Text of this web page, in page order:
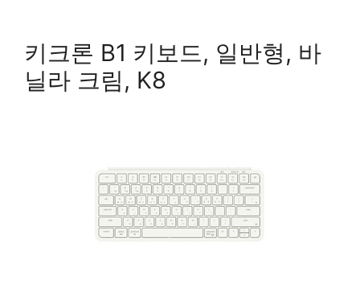
키크론 B1 키보드, 일반형, 바
닐라 크림, K8